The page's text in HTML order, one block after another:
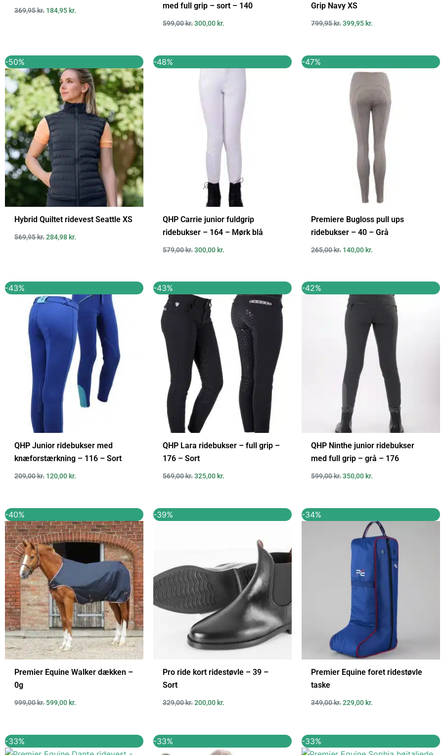
369,95kr. 184,95 kr.
med full grip – sort – 140
599,00kr.300,00 kr.
Grip Navy XS
799,95kr.399,95 kr.
-50%
Hybrid Quiltet ridevest Seattle XS
569,95kr.
oprindelige
pris
var:
569,95 kr..
284,98 kr.
aktuelle
pris
er:
284,98 kr..
-48%
QHP Carrie junior fuldgrip
ridebukser – 164 – Mørk blå
579,00kr.
oprindelige
579,00 kr..
300,00 kr.
aktuelle
300,00 kr..
-47%
Premiere Bugloss pull ups
ridebukser – 40 – Grå
265,00kr.
oprindelige
pris
var:
265,00 kr..
140,00 kr.
aktuelle
140,00 kr..
-43%
QHP Junior ridebukser med
knæforstærkning – 116 – Sort
209,00kr.
oprindelige
pris
209,00 kr..
120,00 kr.
aktuelle
pris
er:
120,00 kr..
-43%
QHP Lara ridebukser – full grip –
176 – Sort
569,00kr.
oprindelige
pris
var:
569,00 kr..
325,00 kr.
aktuelle
pris
er:
325,00 kr..
-42%
QHP Ninthe junior ridebukser
med full grip – grå – 176
599,00kr.
oprindelige
pris
var:
599,00 kr..
350,00 kr.
aktuelle
pris
350,00 kr..
-40%
Premier Equine Walker dækken –
0g
999,00kr.
oprindelige
pris
var:
999,00 kr..
599,00 kr.
aktuelle
pris
er:
599,00 kr..
-39%
Pro ride kort ridestøvle – 39 –
Sort
329,00kr.
oprindelige
200,00 kr.
aktuelle
-34%
Premier Equine foret ridestøvle
taske
349,00kr.
oprindelige
var:
349,00 kr..
229,00 kr.
aktuelle
pris
er:
229,00 kr..
-33%
oprindeligeaktuelle
-33%
oprindeligeaktuelle
-33%
oprindeligeaktuelle